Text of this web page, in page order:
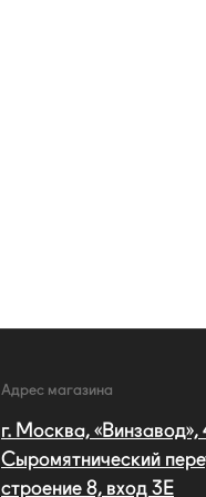
Адрес магазина
г. Москва, «Винзавод»,
Сыромятнический
строение 8, вход 3E